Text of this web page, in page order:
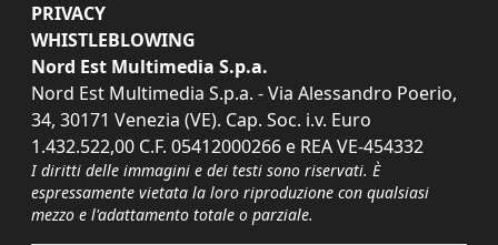
PRIVACY
WHISTLEBLOWING
Nord Est Multimedia S.p.a.
Nord Est Multimedia S.p.a. - Via Alessandro Poerio,
34, 30171 Venezia (VE). Cap. Soc. i.v. Euro
1.432.522,00 C.F. 05412000266 e REA VE-454332
I diritti delle immagini e dei testi sono riservati. È
espressamente vietata la loro riproduzione con qualsiasi
mezzo e l'adattamento totale o parziale.